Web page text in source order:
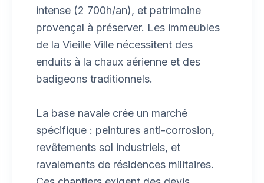
intense (2 700h/an), et patrimoine
provençal à préserver. Les immeubles
de la Vieille Ville nécessitent des
enduits à la chaux aérienne et des
badigeons traditionnels.
La base navale crée un marché
spécifique : peintures anti-corrosion,
revêtements sol industriels, et
ravalements de résidences militaires.